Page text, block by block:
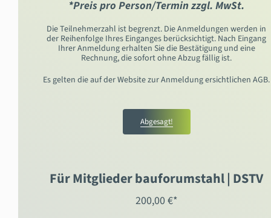
Für Mitglieder bauforumstahl | DSTV
200,00 €*
*Preis pro Person/Termin zzgl. MwSt.
Die Teilnehmerzahl ist begrenzt. Die Anmeldungen werden in
der Reihenfolge Ihres Einganges berücksichtigt. Nach Eingang
Ihrer Anmeldung erhalten Sie die Bestätigung und eine
Rechnung, die sofort ohne Abzug fällig ist.
Es gelten die auf der Website zur Anmeldung ersichtlichen AGB.
Abgesagt!